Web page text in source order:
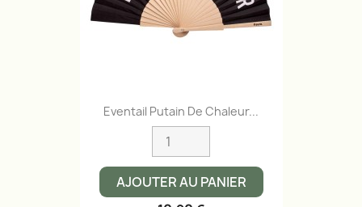
Eventail Putain De Chaleur...
AJOUTER AU PANIER